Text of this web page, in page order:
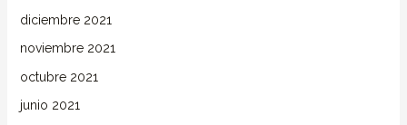
diciembre 2021
noviembre 2021
octubre 2021
junio 2021